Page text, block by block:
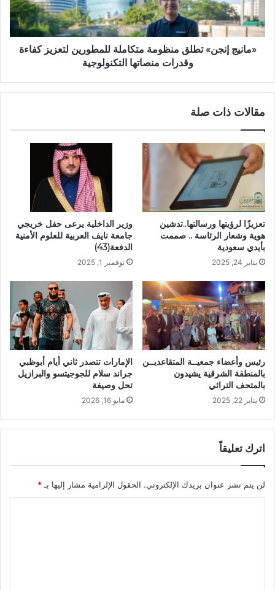
«مانيج إنجن» تطلق منظومة متكاملة للمطورين لتعزيز كفاءة
وقدرات منصاتها التكنولوجية
مقالات ذات صلة
تعزيزًا لرؤيتها ورسالتها..تدشين
هوية وشعار الرئاسة .. صممت
بأيدي سعودية
يناير 24, 2025
وزير الداخلية يرعى حفل خريجي
جامعة نايف العربية للعلوم الأمنية
الدفعة(43)
نوفمبر 1, 2025
رئيس وأعضاء جمعيــة المتقاعديــن
بالمنطقة الشرقية يشيدون
بالمتحف التراثي
يناير 22, 2025
الإمارات تتصدر ثاني أيام أبوظبي
جراند سلام للجوجيتسو والبرازيل
تحل وصيفة
مايو 16, 2026
اترك تعليقاً
لن يتم نشر عنوان بريدك الإلكتروني. الحقول الإلزامية مشار إليها بـ *